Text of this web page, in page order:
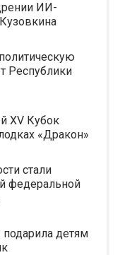
ИИ-
Республики
XV Кубок
«Дракон»
стали
федеральной
детям